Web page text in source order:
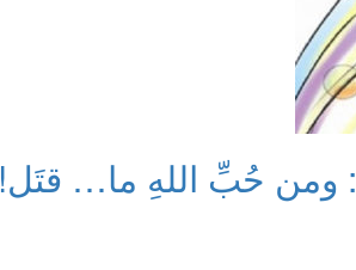
ومن حُبِّ اللهِ ما… قتَل! 1/2